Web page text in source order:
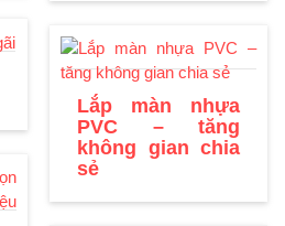
Lắp màn nhựa
PVC – tăng
không gian chia
sẻ